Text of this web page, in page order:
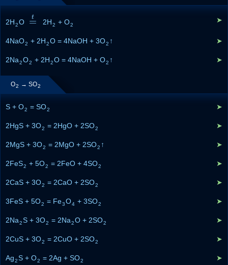
2H2O =
t
=t 2H 2 + O2
➤
4NaO2 + 2H2O = 4NaOH + 3O2 ↑ ➤
2Na2O2 + 2H2O = 4NaOH + O2 ↑ ➤
O2 → SO2
S + O2 = SO2 ➤
2HgS + 3O2 = 2HgO + 2SO2 ➤
2MgS + 3O2 = 2MgO + 2SO2 ↑ ➤
2FeS2 + 5O2 = 2FeO + 4SO2 ➤
2CaS + 3O2 = 2CaO + 2SO2 ➤
3FeS + 5O2 = Fe3O4 + 3SO2 ➤
2Na2S + 3O2 = 2Na2O + 2SO2 ➤
2CuS + 3O2 = 2CuO + 2SO2 ➤
Ag2S + O2 = 2Ag + SO2 ➤